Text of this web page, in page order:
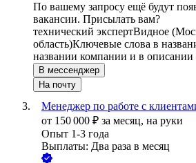
По вашему запросу ещё будут
вакансии. Присылать вам?
технический экспертВидное
область)Ключевые слова в
названии компании и в описании
В мессенджер
На почту
Менеджер по работе с
от 150 000 ₽ за месяц, на руки
Опыт 1-3 года
Выплаты: Два раза в месяц